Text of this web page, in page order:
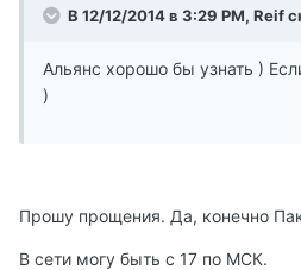
В 12/12/2014 в 3:29 PM, Reif
Альянс хорошо бы узнать )
)
Прошу прощения. Да, конечно
В сети могу быть с 17 по МСК.